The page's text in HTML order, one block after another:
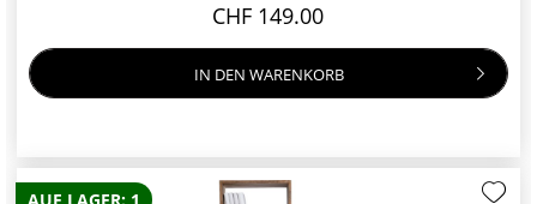
CHF 149.00
IN DEN WARENKORB
AUF LAGER: 1